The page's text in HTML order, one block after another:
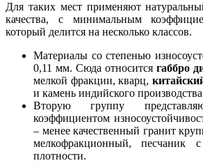
Для таких мест применяют
качества, с минимальным
который делится на несколько классов.
Материалы со степенью
0,11 мм. Сюда относится габбро
мелкой фракции, кварц,
и камень индийского производства
Вторую группу
коэффициентом
– менее качественный гранит
мелкофракционный, песчаник
плотности.